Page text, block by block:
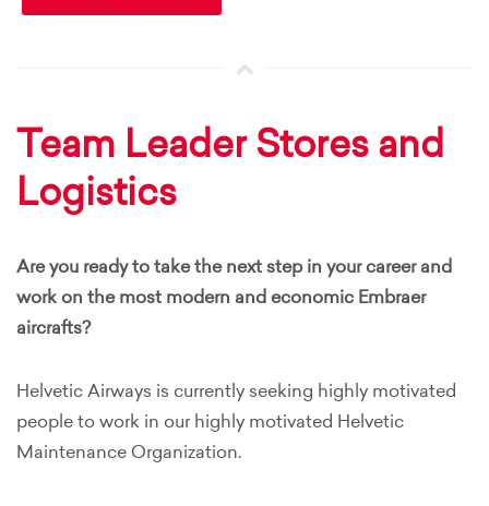
Team Leader Stores and
Logistics
Are you ready to take the next step in your career and
work on the most modern and economic Embraer
aircrafts?
Helvetic Airways is currently seeking highly motivated
people to work in our highly motivated Helvetic
Maintenance Organization.